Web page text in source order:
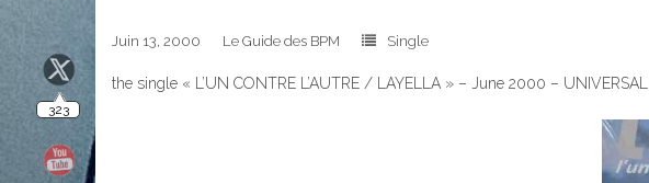
Juin 13, 2000 Le Guide des BPM Single
the single « L’UN CONTRE L’AUTRE / LAYELLA » – June 2000 – UNIVERSAL
323